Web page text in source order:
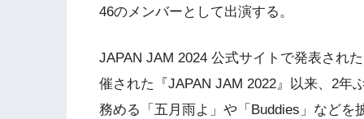
46のメンバーとして出演する。
JAPAN JAM 2024 公式サイトで発表され
催された『JAPAN JAM 2022』以来、2年
務める「五月雨よ」や「Buddies」などを